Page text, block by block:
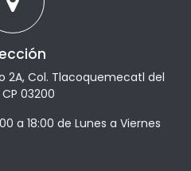
2A, Col. Tlacoquemecatl del
03200
a 18:00 de Lunes a Viernes